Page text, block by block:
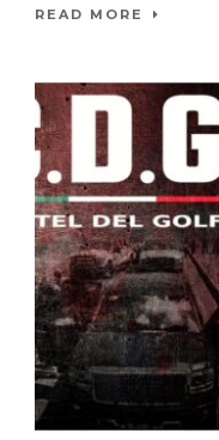
READ MORE